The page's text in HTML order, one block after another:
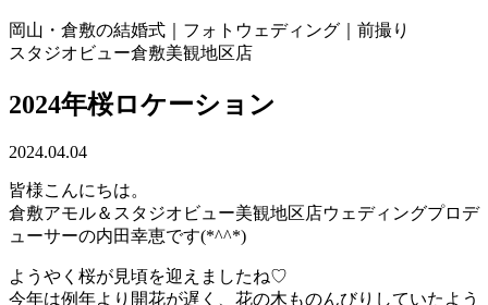
岡山・倉敷の結婚式｜フォトウェディング｜前撮り
スタジオビュー倉敷美観地区店
2024年桜ロケーション
2024.04.04
皆様こんにちは。
倉敷アモル＆スタジオビュー美観地区店ウェディングプロデ
ューサーの内田幸恵です(*^^*)
ようやく桜が見頃を迎えましたね♡
今年は例年より開花が遅く、花の木ものんびりしていたよう